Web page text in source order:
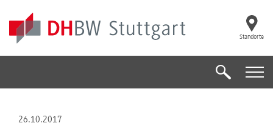
Skip to main content
Standorte
Suche
26.10.2017